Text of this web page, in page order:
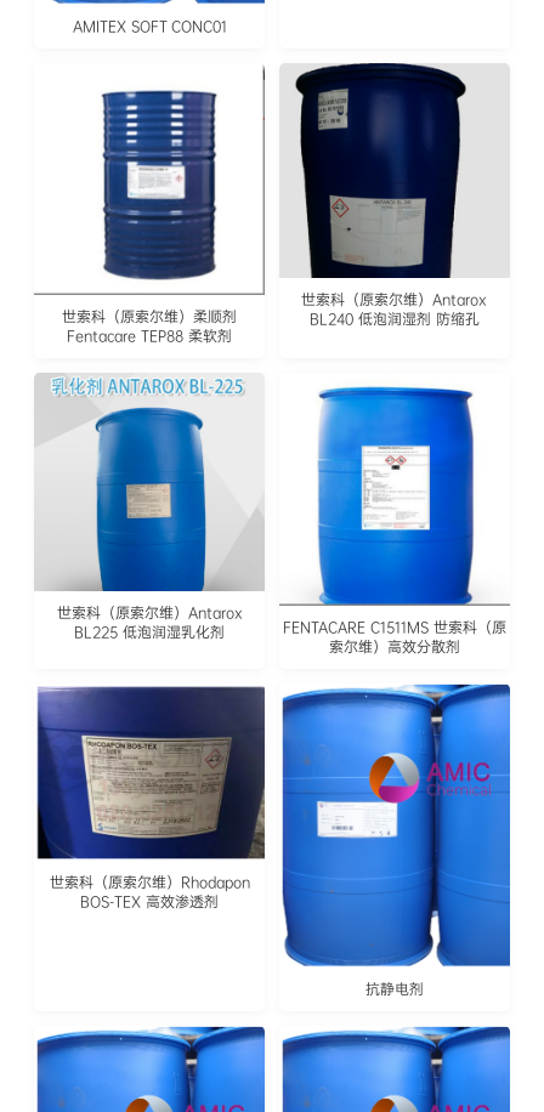
AMITEX SOFT CONC01
世索科（原索尔维）柔顺剂
Fentacare TEP88 柔软剂
世索科（原索尔维）Antarox
BL240 低泡润湿剂 防缩孔
世索科（原索尔维）Antarox
BL225 低泡润湿乳化剂
FENTACARE C1511MS 世索科（原
索尔维）高效分散剂
世索科（原索尔维）Rhodapon
BOS-TEX 高效渗透剂
抗静电剂